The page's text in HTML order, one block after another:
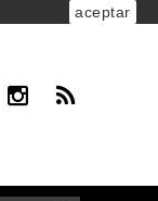
aceptar